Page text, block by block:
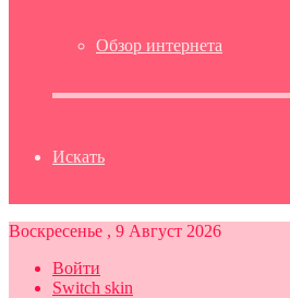
Обзор интернета
Искать
Воскресенье , 9 Август 2026
Войти
Switch skin